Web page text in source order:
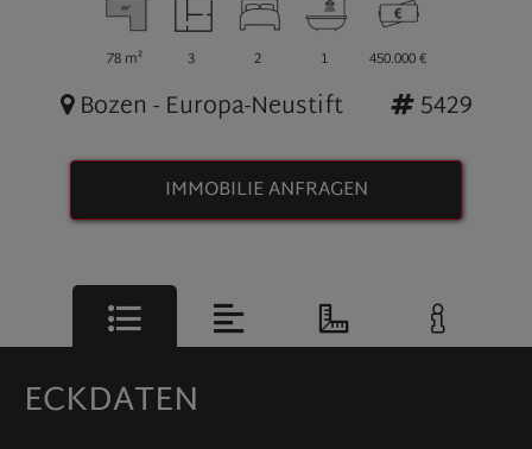
78 m² 3 2 1 450.000 €
Bozen - Europa-Neustift 5429
IMMOBILIE ANFRAGEN
ECKDATEN